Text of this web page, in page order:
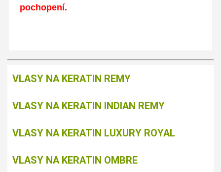
pochopení.
VLASY NA KERATIN REMY
VLASY NA KERATIN INDIAN REMY
VLASY NA KERATIN LUXURY ROYAL
VLASY NA KERATIN OMBRE